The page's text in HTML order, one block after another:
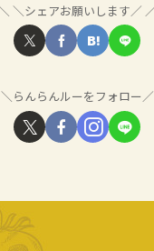
＼シェアお願いします／
＼らんらんルーをフォロー／